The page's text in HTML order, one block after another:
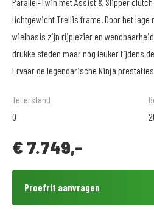
lichtgewicht Trellis frame. Door het lage
wielbasis zijn rijplezier en
drukke steden maar nóg leuker tijdens
Ervaar de legendarische Ninja
Tellerstand
0
€ 7.749,-
Proefrit aanvragen